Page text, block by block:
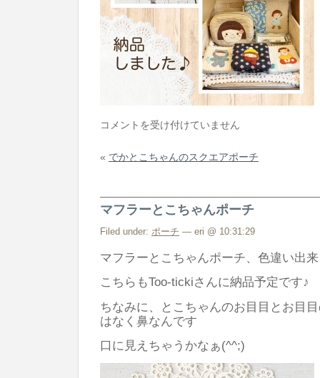
高
寺
ticki
さ
ん
コメントを受け付けていません
« でかとこちゃんのスクエアポーチ
マフラーとこちゃんポーチ
Filed under: ポーチ — eri @ 10:31:29
マフラーとこちゃんポーチ、色違い出
こちらもToo-tickiさんに納品予定です♪
ちなみに、とこちゃんのお目目とお目
はなく鼻なんです
口に見えちゃうかなぁ(^^;)